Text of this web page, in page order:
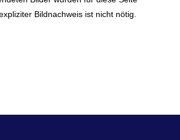
Bildnachweis ist nicht nötig.